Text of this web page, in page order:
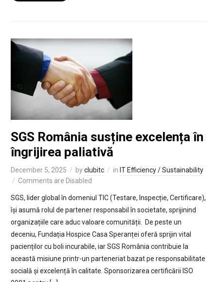
SGS România susține excelența în
îngrijirea paliativă
December 5, 2025 byclubitc in IT Efficiency / Sustainability
Comments are Disabled
SGS, lider global în domeniul TIC (Testare, Inspecție, Certificare),
își asumă rolul de partener responsabil în societate, sprijinind
organizațiile care aduc valoare comunității. De peste un
deceniu, Fundația Hospice Casa Speranței oferă sprijin vital
pacienților cu boli incurabile, iar SGS România contribuie la
această misiune printr-un parteneriat bazat pe responsabilitate
socială și excelență în calitate. Sponsorizarea certificării ISO